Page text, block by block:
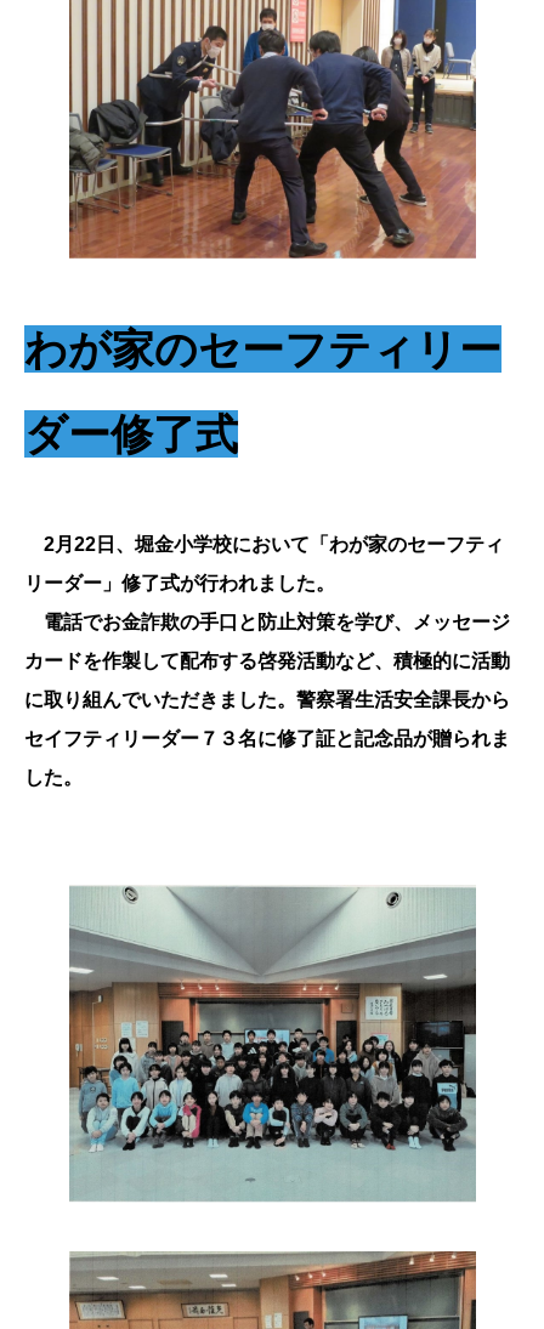
わが家のセーフティリー
ダー修了式
2月22日、堀金小学校において「わが家のセーフティ
リーダー」修了式が行われました。
電話でお金詐欺の手口と防止対策を学び、メッセージ
カードを作製して配布する啓発活動など、積極的に活動
に取り組んでいただきました。警察署生活安全課長から
セイフティリーダー７３名に修了証と記念品が贈られま
した。